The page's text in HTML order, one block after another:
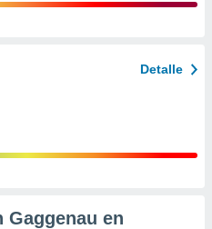
Detalle
Gaggenau en